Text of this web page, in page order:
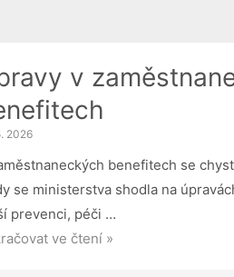
v
2026
benefitech se
se ministerstva shodla na
prevenci, péči …
ve čtení »